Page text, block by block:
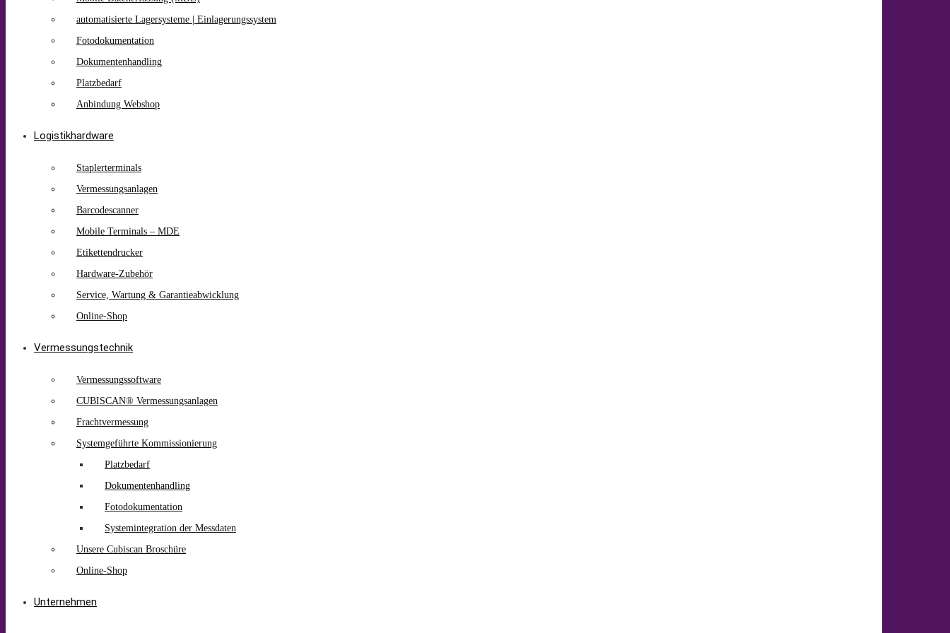
automatisierte Lagersysteme | Einlagerungssystem
Fotodokumentation
Dokumentenhandling
Platzbedarf
Anbindung Webshop
Logistikhardware
Staplerterminals
Vermessungsanlagen
Barcodescanner
Mobile Terminals – MDE
Etikettendrucker
Hardware-Zubehör
Service, Wartung & Garantieabwicklung
Online-Shop
Vermessungstechnik
Vermessungssoftware
CUBISCAN® Vermessungsanlagen
Frachtvermessung
Systemgeführte Kommissionierung
Platzbedarf
Dokumentenhandling
Fotodokumentation
Systemintegration der Messdaten
Unsere Cubiscan Broschüre
Online-Shop
Unternehmen